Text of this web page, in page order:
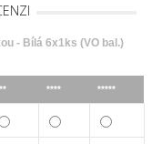
- Bílá 6x1ks (VO bal.)
**** *****